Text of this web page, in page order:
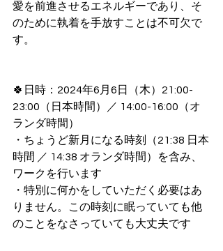
愛を前進させるエネルギーであり、そ
のために執着を手放すことは不可欠で
す。
🍀日時：2024年6月6日（木）21:00-
23:00（日本時間）／ 14:00-16:00（オ
ランダ時間）
・ちょうど新月になる時刻（21:38 日本
時間 ／ 14:38 オランダ時間）を含み、
ワークを行います
・特別に何かをしていただく必要はあ
りません。この時刻に眠っていても他
のことをなさっていても大丈夫です